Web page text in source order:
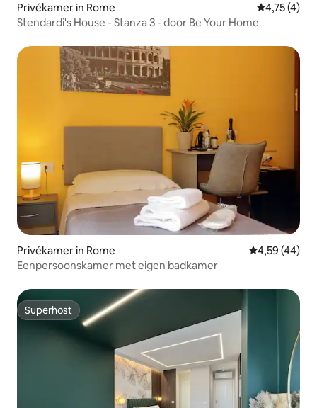
Privékamer in Rome
4,75 (4)
Stendardi's House - Stanza 3 - door Be Your Home
Privékamer in Rome Gemiddelde
4,59 (44)
Eenpersoonskamer met eigen badkamer
Superhost
Superhost